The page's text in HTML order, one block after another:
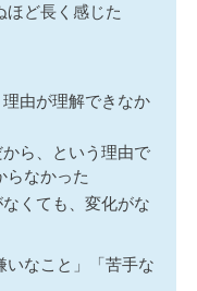
ほど長く感じた
由が理解できなか
ら、という理由で
らなかった
くても、変化がな
いなこと」「苦手な